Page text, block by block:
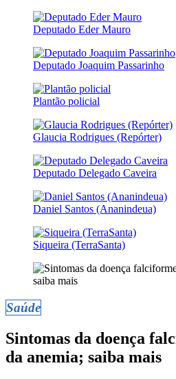
Deputado Eder Mauro
Deputado Joaquim Passarinho
Plantão policial
Glaucia Rodrigues (Repórter)
Deputado Delegado Caveira
Daniel Santos (Ananindeua)
Siqueira (TerraSanta)
Saúde
Sintomas da doença
da anemia; saiba mais